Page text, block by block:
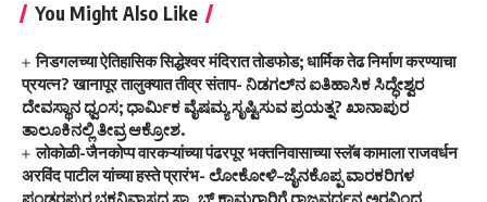
You Might Also Like
निडगलच्या ऐतिहासिक सिद्धेश्वर मंदिरात तोडफोड; धार्मिक तेढ निर्माण करण्याचा
प्रयत्न? खानापूर तालुक्यात तीव्र संताप- ನಿಡಗಲ್‌ನ ಐತಿಹಾಸಿಕ ಸಿದ್ಧೇಶ್ವರ
ದೇವಸ್ಥಾನ ಧ್ವಂಸ; ಧಾರ್ಮಿಕ ವೈಷಮ್ಯ ಸೃಷ್ಟಿಸುವ ಪ್ರಯತ್ನ? ಖಾನಾಪುರ
ತಾಲೂಕಿನಲ್ಲಿ ತೀವ್ರ ಆಕ್ರೋಶ.
लोकोळी-जैनकोप्प वारकऱ्यांच्या पंढरपूर भक्तनिवासाच्या स्लॅब कामाला राजवर्धन
अरविंद पाटील यांच्या हस्ते प्रारंभ- ಲೋಕೋಳಿ–ಜೈನಕೊಪ್ಪ ವಾರಕರಿಗಳ